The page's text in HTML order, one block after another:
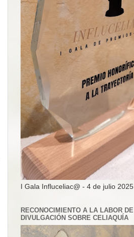
I Gala Influceliac@ - 4 de julio 2025
RECONOCIMIENTO A LA LABOR DE
DIVULGACIÓN SOBRE CELIAQUÍA